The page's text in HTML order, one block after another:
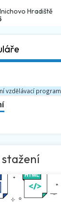
Hradiště
vzdělávací program